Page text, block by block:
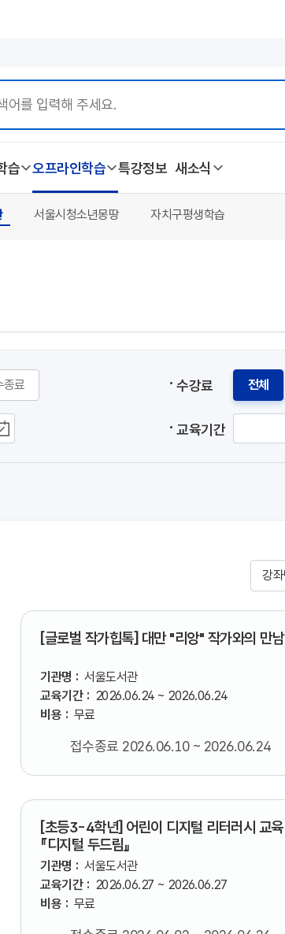
습 오프라인학습 특강정보 새소식
서울시청소년몽땅 자치구평생학습
종료 수강료 전체
교육기간
[글로벌 작가힙톡] 대만 "리앙" 작가와의 만남
기관명 : 서울도서관
교육기간 : 2026.06.24 ~ 2026.06.24
비용 : 무료
접수종료 2026.06.10 ~ 2026.06.24
[초등3-4학년] 어린이 디지털 리터러시 교육
『디지털 두드림』
기관명 : 서울도서관
교육기간 : 2026.06.27 ~ 2026.06.27
비용 : 무료